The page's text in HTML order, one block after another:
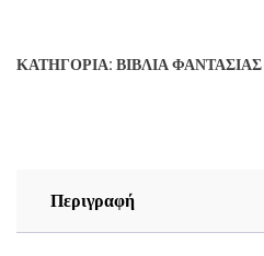
TURTLE
RICHARD
GILLIAM
ΚΑΤΗΓΟΡΊΑ: ΒΙΒΛΊΑ ΦΑΝΤΑΣΊΑΣ
Περιγραφή